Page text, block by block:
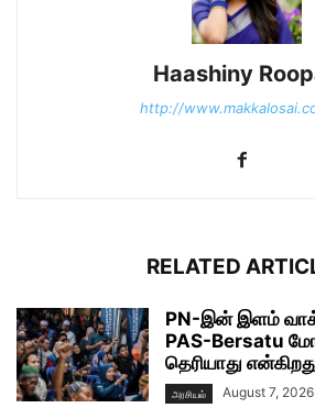
Haashiny
http://
RELATED
PN-இன் இளம்
PAS-Bersatu
தெரியாது
அரசியல் August 7,